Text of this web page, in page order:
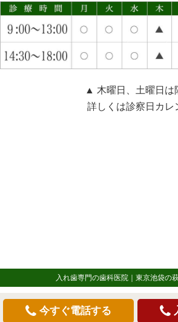
▲ 木曜日、土曜日は
詳しくは診察日カレ
入れ歯専門の歯科医院｜東京池袋の
今すぐ電話する